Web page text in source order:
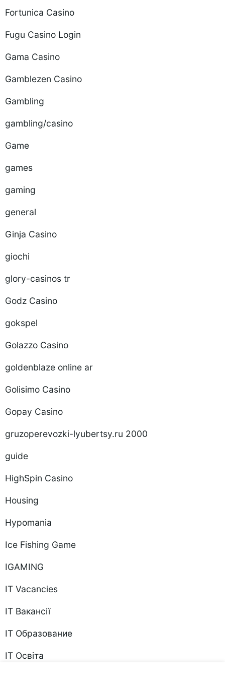
Fortunica Casino
Fugu Casino Login
Gama Casino
Gamblezen Casino
Gambling
gambling/casino
Game
games
gaming
general
Ginja Casino
giochi
glory-casinos tr
Godz Casino
gokspel
Golazzo Casino
goldenblaze online ar
Golisimo Casino
Gopay Casino
gruzoperevozki-lyubertsy.ru 2000
guide
HighSpin Casino
Housing
Hypomania
Ice Fishing Game
IGAMING
IT Vacancies
IT Вакансії
IT Образование
IT Освіта